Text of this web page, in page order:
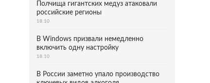
Полчища гигантских медуз атаковали
российские регионы
18:10
В Windows призвали немедленно
включить одну настройку
18:10
В России заметно упало производство